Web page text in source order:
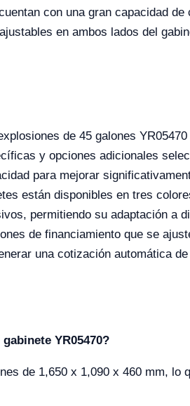
con una gran capacidad
en ambos lados del
de 45 galones
y opciones adicionales
para mejorar
están disponibles en tres
permitiendo su adaptación a
de financiamiento que se
una cotización automática
YR05470?
de 1,650 x 1,090 x 460 mm,